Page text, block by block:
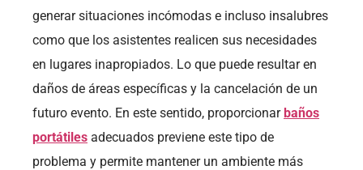
generar situaciones incómodas e incluso insalubres
como que los asistentes realicen sus necesidades
en lugares inapropiados. Lo que puede resultar en
daños de áreas específicas y la cancelación de un
futuro evento. En este sentido, proporcionarbaños
portátiles adecuados previene este tipo de
problema y permite mantener un ambiente más